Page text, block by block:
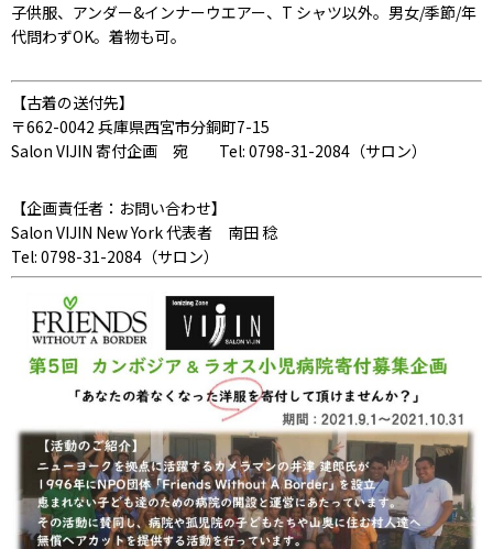
子供服、アンダー&インナーウエアー、T シャツ以外。男女/季節/年
代問わずOK。着物も可。
【古着の送付先】
〒662-0042 兵庫県西宮市分銅町7-15
Salon VIJIN 寄付企画 宛 Tel: 0798-31-2084（サロン）
【企画責任者：お問い合わせ】
Salon VIJIN New York 代表者 南田 稔
Tel: 0798-31-2084（サロン）